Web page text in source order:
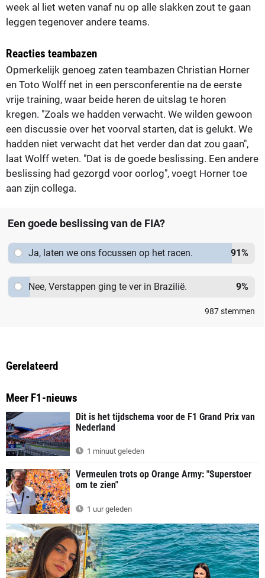
week al liet weten vanaf nu op alle slakken zout te gaan
leggen tegenover andere teams.
Reacties teambazen
Opmerkelijk genoeg zaten teambazen Christian Horner
en Toto Wolff net in een persconferentie na de eerste
vrije training, waar beide heren de uitslag te horen
kregen. "Zoals we hadden verwacht. We wilden gewoon
een discussie over het voorval starten, dat is gelukt. We
hadden niet verwacht dat het verder dan dat zou gaan",
laat Wolff weten. "Dat is de goede beslissing. Een andere
beslissing had gezorgd voor oorlog", voegt Horner toe
aan zijn collega.
Een goede beslissing van de FIA?
Ja, laten we ons focussen op het racen. 91%
Nee, Verstappen ging te ver in Brazilië. 9%
987stemmen
Gerelateerd
Meer F1-nieuws
Dit is het tijdschema voor de F1 Grand Prix van
Nederland
1 minuut geleden
Vermeulen trots op Orange Army: "Superstoer
om te zien"
1 uur geleden